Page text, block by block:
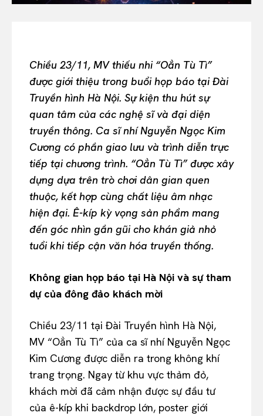
ENTERTAINMENT
SPORT
Chiều 23/11, MV thiếu nhi “Oẳn Tù Tì”
được giới thiệu trong buổi họp báo tại Đài
Truyền hình Hà Nội. Sự kiện thu hút sự
quan tâm của các nghệ sĩ và đại diện
truyền thông. Ca sĩ nhí Nguyễn Ngọc Kim
Cương có phần giao lưu và trình diễn trực
tiếp tại chương trình. “Oẳn Tù Tì” được xây
dựng dựa trên trò chơi dân gian quen
thuộc, kết hợp cùng chất liệu âm nhạc
hiện đại. Ê-kíp kỳ vọng sản phẩm mang
đến góc nhìn gần gũi cho khán giả nhỏ
tuổi khi tiếp cận văn hóa truyền thống.
Không gian họp báo tại Hà Nội và sự tham
dự của đông đảo khách mời
Chiều 23/11 tại Đài Truyền hình Hà Nội,
MV “Oẳn Tù Tì” của ca sĩ nhí Nguyễn Ngọc
Kim Cương được diễn ra trong không khí
trang trọng. Ngay từ khu vực thảm đỏ,
khách mời đã cảm nhận được sự đầu tư
của ê-kíp khi backdrop lớn, poster giới